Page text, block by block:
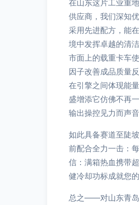
在山东这片工业重
供应商，我们深知
采用先进配方，能
境中发挥卓越的清
市面上的载重卡车
因子改善成品质量
在引擎之间体现能
盛增添它仿佛不再
输出操控见力而声
如此具备赛道至陡
前配合全力一击：
信：满箱热血携带
健冷却功标成就您的
总之——对山东青岛